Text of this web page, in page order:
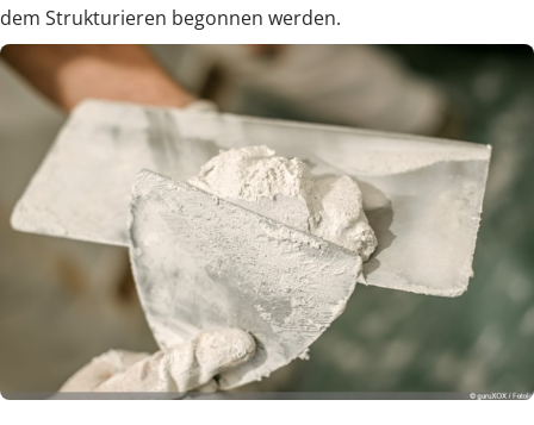
dem Strukturieren begonnen werden.